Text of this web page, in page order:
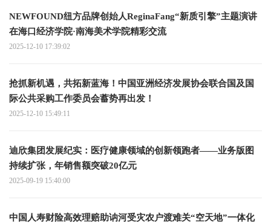
NEWFOUND纽方品牌创始人ReginaFang“新质引擎”主题演讲
在海口经济学院·南海美术学院精彩交流
2025-12-10 17:39:02
抢抓新机遇，共拓新蓝海！中国亚洲经济发展协会联合国及国
际公共采购工作委员会蓄势再出发！
2025-12-10 15:49:11
迪欣集团发展纪实：医疗健康领域的创新领跑者——业务版图
持续扩张，年销售额突破20亿元‌‌‌‌
2025-09-19 15:40:00
中国人寿财险高效理赔助讷河受灾农户渡难关“空天地”一体化